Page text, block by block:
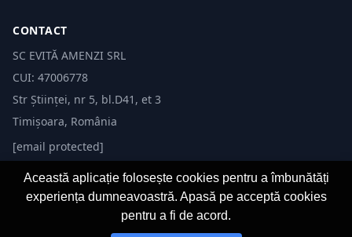
CONTACT
SC EVITĂ AMENZI SRL
CUI: 47006778
Str Științei, nr 5, bl.D41, et 3
Timișoara, România
[email protected]
© 2026 Evită Amenzi. Toate drepturile rezervate.
Această aplicație folosește cookies pentru a îmbunătăți
experiența dumneavoastră. Apasă pe acceptă cookies
pentru a fi de acord.